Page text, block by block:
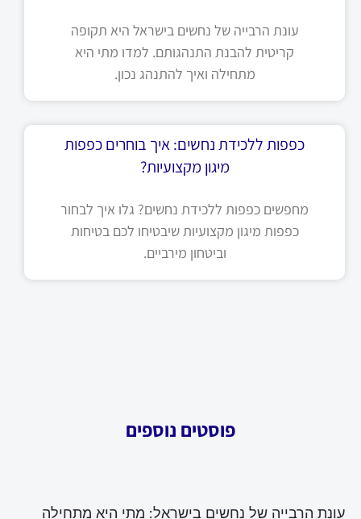
עונת הרבייה של נחשים בישראל היא תקופה
קריטית להבנת התנהגותם. למדו מתי היא
מתחילה ואיך להתנהג נכון.
כפפות ללכידת נחשים: איך בוחרים כפפות
מיגון מקצועיות?
מחפשים כפפות ללכידת נחשים? גלו איך לבחור
כפפות מיגון מקצועיות שיבטיחו לכם בטיחות
וביטחון מירביים.
פוסטים נוספים
עונת הרבייה של נחשים בישראל: מתי היא מתחילה